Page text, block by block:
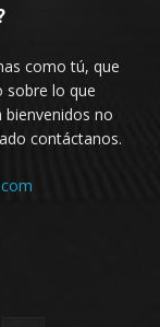
como tú, que
sobre lo que
no
contáctanos.